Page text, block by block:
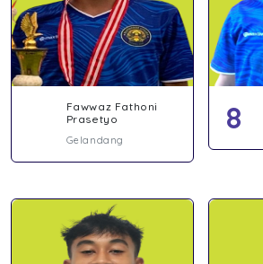
Fawwaz Fathoni
Prasetyo
Gelandang
8